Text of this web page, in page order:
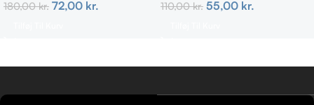
180,00kr. 72,00 kr. 110,00kr. 55,00 kr.